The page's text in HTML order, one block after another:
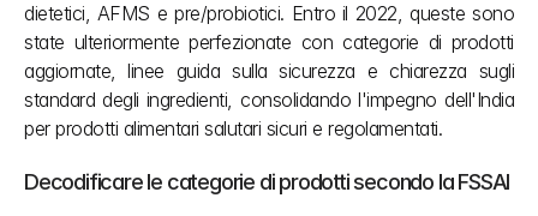
dietetici, AFMS e pre/probiotici. Entro il 2022, queste sono
state ulteriormente perfezionate con categorie di prodotti
aggiornate, linee guida sulla sicurezza e chiarezza sugli
standard degli ingredienti, consolidando l'impegno dell'India
per prodotti alimentari salutari sicuri e regolamentati.
Decodificare le categorie di prodotti secondo la FSSAI